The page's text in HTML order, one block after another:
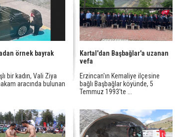
örnek bayrak
bir kadın, Vali Ziya
aracında bulunan
Kartal'dan Başbağlar'a uzanan
vefa
Erzincan'ın Kemaliye ilçesine
bağlı Başbağlar köyünde, 5
Temmuz 1993'te ...